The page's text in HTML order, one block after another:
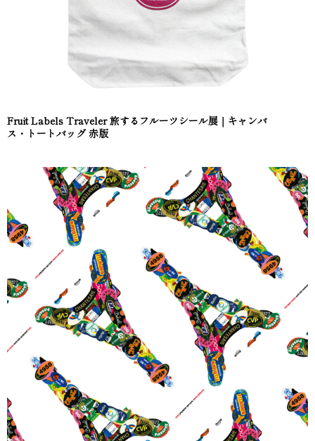
Fruit Labels Traveler 旅するフルーツシール展｜キャンバ
ス・トートバッグ 赤版